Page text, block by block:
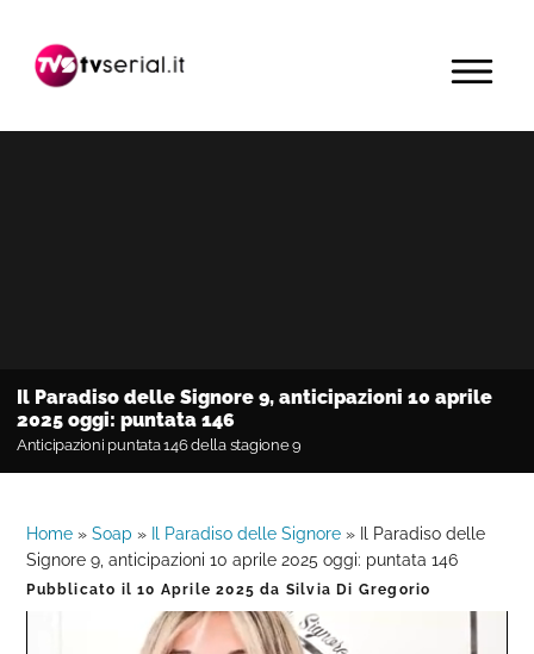
navigazione
contenuto
barra
primaria
MENU
Il Paradiso delle Signore 9, anticipazioni 10 aprile
2025 oggi: puntata 146
Anticipazioni puntata 146 della stagione 9
Home »Soap » Il Paradiso delle Signore »
Il Paradiso delle
Signore 9, anticipazioni 10 aprile 2025 oggi: puntata 146
Pubblicato il10 Aprile 2025 da Silvia Di Gregorio